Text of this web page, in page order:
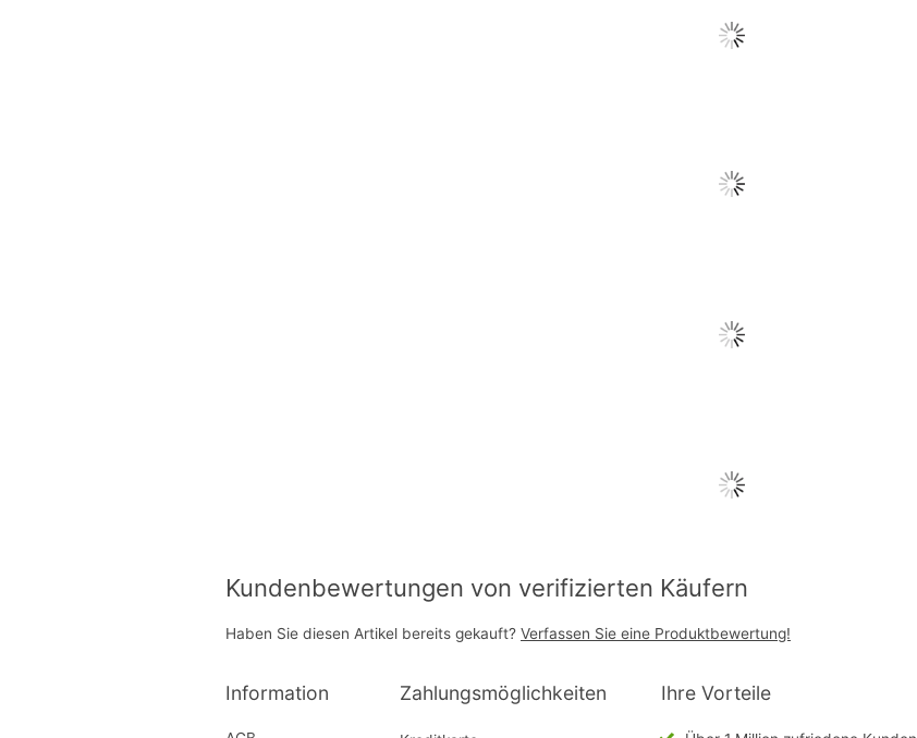
Kundenbewertungen von verifizierten Käufern
Haben Sie diesen Artikel bereits gekauft? Verfassen Sie eine Produktbewertung!
Information Zahlungsmöglichkeiten Ihre Vorteile